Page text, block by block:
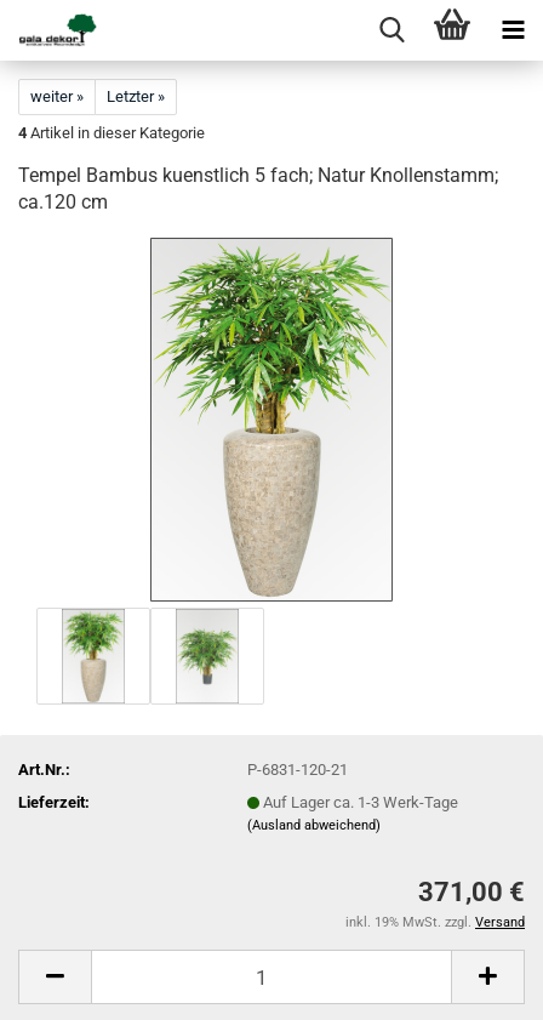
weiter »
Letzter »
4 Artikel in dieser Kategorie
Tempel Bambus kuenstlich 5 fach; Natur Knollenstamm;
ca.120 cm
Art.Nr.:
P-6831-120-21
Lieferzeit:
Auf Lager ca. 1-3 Werk-Tage
(Ausland abweichend)
371,00 €
inkl. 19% MwSt. zzgl. Versand